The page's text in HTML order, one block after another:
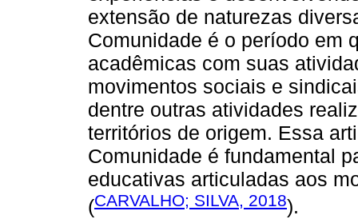
extensão de naturezas
Comunidade é o período em
acadêmicas com suas
movimentos sociais e
dentre outras atividades
territórios de origem. Essa
Comunidade é fundamental
educativas articuladas aos
(CARVALHO; SILVA, 2018).